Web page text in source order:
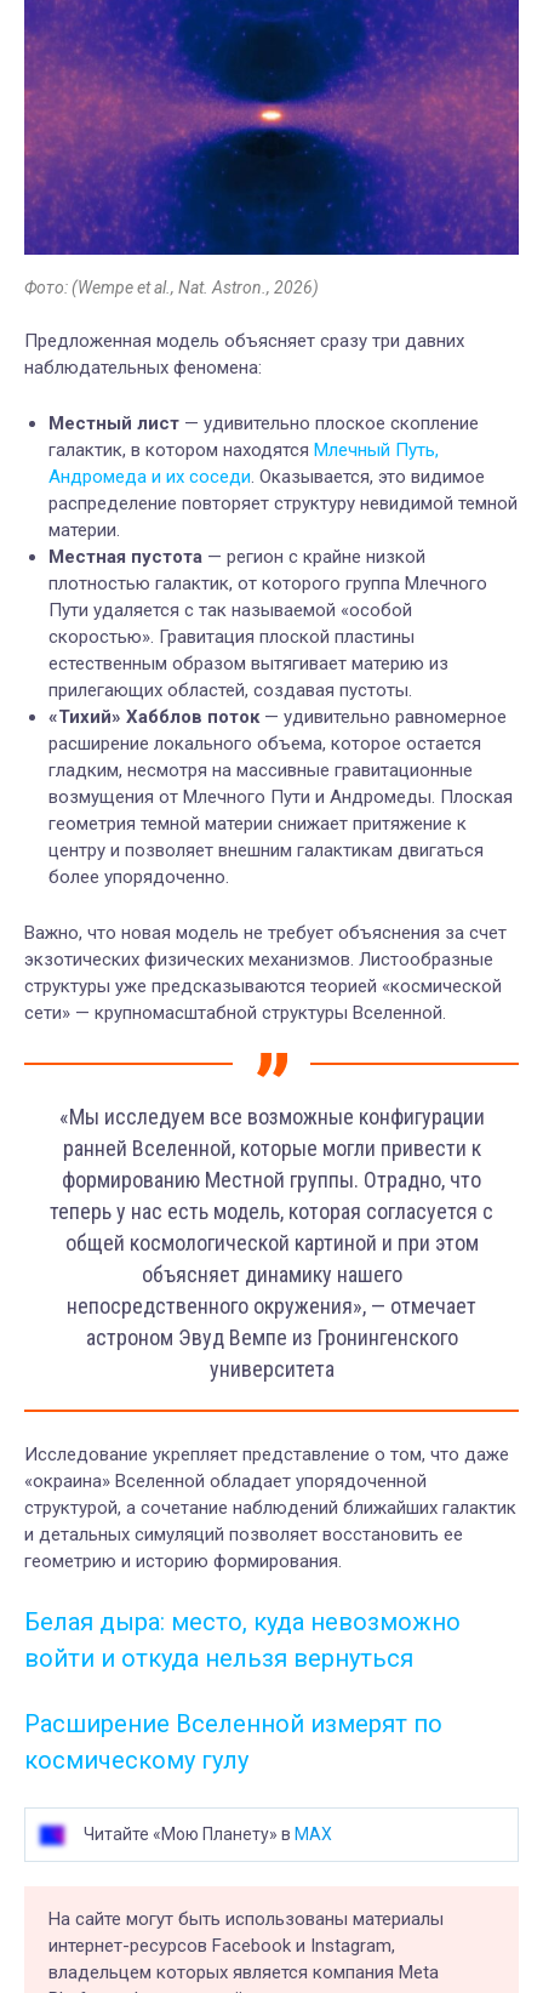
Фото: (Wempe et al., Nat. Astron. , 2026)
Предложенная модель объясняет сразу три давних
наблюдательных феномена:
Местный лист — удивительно плоское скопление
галактик, в котором находятся Млечный Путь,
Андромеда и их соседи. Оказывается, это видимое
распределение повторяет структуру невидимой темной
материи.
Местная пустота — регион с крайне низкой
плотностью галактик, от которого группа Млечного
Пути удаляется с так называемой «особой
скоростью». Гравитация плоской пластины
естественным образом вытягивает материю из
прилегающих областей, создавая пустоты.
«Тихий» Хабблов поток— удивительно равномерное
расширение локального объема, которое остается
гладким, несмотря на массивные гравитационные
возмущения от Млечного Пути и Андромеды. Плоская
геометрия темной материи снижает притяжение к
центру и позволяет внешним галактикам двигаться
более упорядоченно.
Важно, что новая модель не требует объяснения за счет
экзотических физических механизмов. Листообразные
структуры уже предсказываются теорией «космической
сети» — крупномасштабной структуры Вселенной.
«Мы исследуем все возможные конфигурации
ранней Вселенной, которые могли привести к
формированию Местной группы. Отрадно, что
теперь у нас есть модель, которая согласуется с
общей космологической картиной и при этом
объясняет динамику нашего
непосредственного окружения», — отмечает
астроном Эвуд Вемпе из Гронингенского
университета
Исследование укрепляет представление о том, что даже
«окраина» Вселенной обладает упорядоченной
структурой, а сочетание наблюдений ближайших галактик
и детальных симуляций позволяет восстановить ее
геометрию и историю формирования.
Белая дыра: место, куда невозможно
войти и откуда нельзя вернуться
Расширение Вселенной измерят по
космическому гулу
Читайте «Мою Планету» в MAX
На сайте могут быть использованы материалы
интернет-ресурсов Facebook и Instagram,
владельцем которых является компания Meta